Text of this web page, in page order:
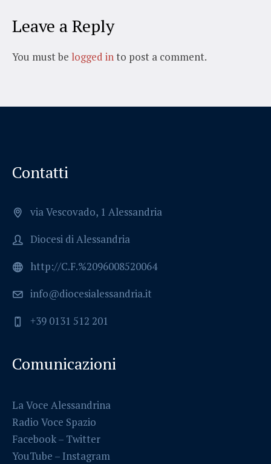
Leave a Reply
You must be logged into post a comment.
Contatti
via Vescovado, 1 Alessandria
Diocesi di Alessandria
http://C.F.%2096008520064
info@diocesialessandria.it
+39 0131 512 201
Comunicazioni
La Voce Alessandrina
Radio Voce Spazio
Facebook– Twitter
YouTube – Instagram